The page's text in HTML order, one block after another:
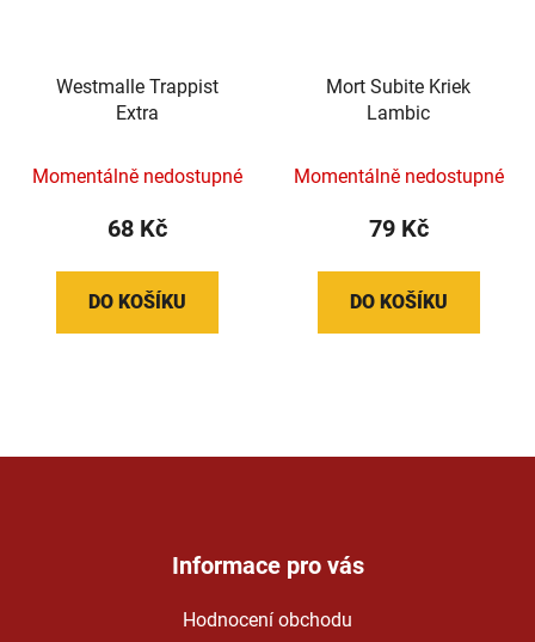
Westmalle Trappist
Extra
Momentálně nedostupné
68 Kč
DO KOŠÍKU
Mort Subite Kriek
Lambic
Momentálně nedostupné
79 Kč
DO KOŠÍKU
Informace pro vás
Hodnocení obchodu